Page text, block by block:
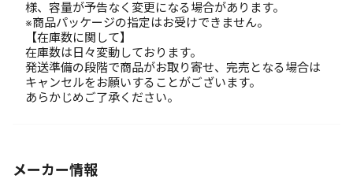
様、容量が予告なく変更になる場合があります。
※商品パッケージの指定はお受けできません。
【在庫数に関して】
在庫数は日々変動しております。
発送準備の段階で商品がお取り寄せ、完売となる場合は
キャンセルをお願いすることがございます。
あらかじめご了承ください。
メーカー情報